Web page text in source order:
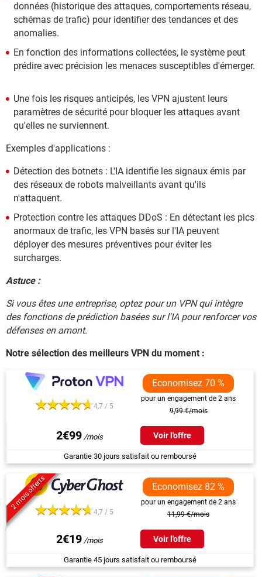
données (historique des attaques, comportements réseau,
schémas de trafic) pour identifier des tendances et des
anomalies.
En fonction des informations collectées, le système peut
prédire avec précision les menaces susceptibles d'émerger.
Une fois les risques anticipés, les VPN ajustent leurs
paramètres de sécurité pour bloquer les attaques avant
qu'elles ne surviennent.
Exemples d'applications :
Détection des botnets : L'IA identifie les signaux émis par
des réseaux de robots malveillants avant qu'ils
n'attaquent.
Protection contre les attaques DDoS : En détectant les pics
anormaux de trafic, les VPN basés sur l'IA peuvent
déployer des mesures préventives pour éviter les
surcharges.
Astuce :
Si vous êtes une entreprise, optez pour un VPN qui intègre
des fonctions de prédiction basées sur l'IA pour renforcer vos
défenses en amont.
Notre sélection des meilleurs VPN du moment :
4,7 / 5
Economisez 70 %
pour un engagement de 2 ans
9,99 €/mois
2€99 Voir l'offre
Garantie 30 jours satisfait ou remboursé
2 mois offerts
4,7 / 5
Economisez 82 %
pour un engagement de 2 ans
11,99 €/mois
2€19 Voir l'offre
Garantie 45 jours satisfait ou remboursé